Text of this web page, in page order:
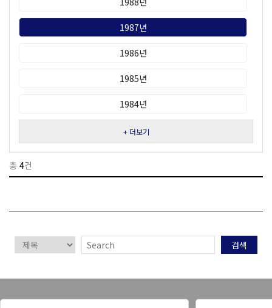
1987년
1986년
1985년
1984년
+ 더보기
총 4건
검색